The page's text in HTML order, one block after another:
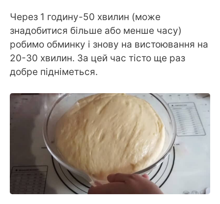
Через 1 годину-50 хвилин (може
знадобитися більше або менше часу)
робимо обминку і знову на вистоювання на
20-30 хвилин. За цей час тісто ще раз
добре підніметься.